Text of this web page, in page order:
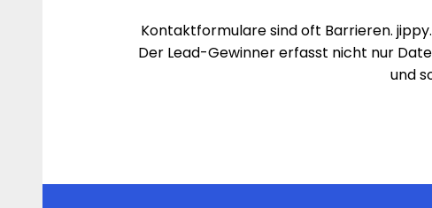
Kontaktformulare sind oft Barrieren.
Der Lead-Gewinner erfasst nicht nur
und